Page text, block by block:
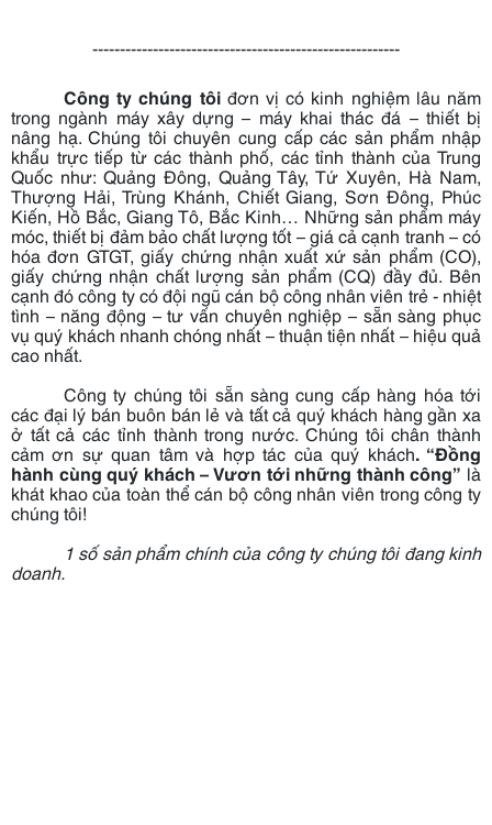
--------------------------------------------------------
Công ty chúng tôiđơn vị có kinh nghiệm lâu năm
trong ngành máy xây dựng – máy khai thác đá – thiết bị
nâng hạ. Chúng tôi chuyên cung cấp các sản phẩm nhập
khẩu trực tiếp từ các thành phố, các tỉnh thành của Trung
Quốc như: Quảng Đông, Quảng Tây, Tứ Xuyên, Hà Nam,
Thượng Hải, Trùng Khánh, Chiết Giang, Sơn Đông, Phúc
Kiến, Hồ Bắc, Giang Tô, Bắc Kinh… Những sản phẩm máy
móc, thiết bị đảm bảo chất lượng tốt – giá cả cạnh tranh – có
hóa đơn GTGT, giấy chứng nhận xuất xứ sản phẩm (CO),
giấy chứng nhận chất lượng sản phẩm (CQ) đầy đủ. Bên
cạnh đó công ty có đội ngũ cán bộ công nhân viên trẻ - nhiệt
tình – năng động – tư vấn chuyên nghiệp – sẵn sàng phục
vụ quý khách nhanh chóng nhất – thuận tiện nhất – hiệu quả
cao nhất.
Công ty chúng tôi sẵn sàng cung cấp hàng hóa tới
các đại lý bán buôn bán lẻ và tất cả quý khách hàng gần xa
ở tất cả các tỉnh thành trong nước. Chúng tôi chân thành
cảm ơn sự quan tâm và hợp tác của quý khách. “Đồng
hành cùng quý khách – Vươn tới những thành công” là
khát khao của toàn thể cán bộ công nhân viên trong công ty
chúng tôi!
1 số sản phẩm chính của công ty chúng tôi đang kinh
doanh.